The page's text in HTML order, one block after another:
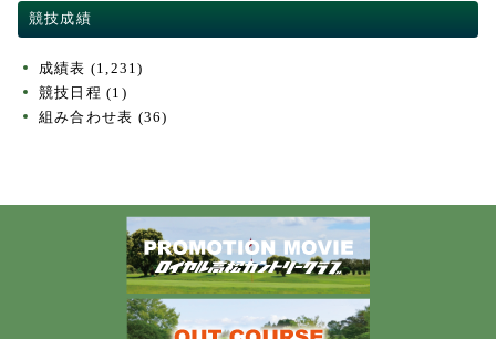
競技成績
成績表 (1,231)
競技日程 (1)
組み合わせ表 (36)